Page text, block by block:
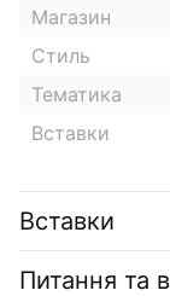
Магазин
Стиль
Тематика
Вставки
Вставки
Питання та